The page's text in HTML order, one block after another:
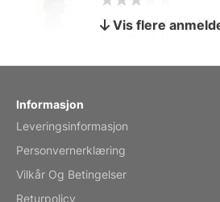
by charles
The calendar is too
Vis flere
Informasjon
Leveringsinformasjon
Personvernerklæring
Vilkår Og Betingelser
Returpolicy